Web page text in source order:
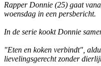
Rapper Donnie (25) gaat
woensdag in een persbericht.
In de serie kookt Donnie
"Eten en koken verbindt",
lievelingsgerecht zonder